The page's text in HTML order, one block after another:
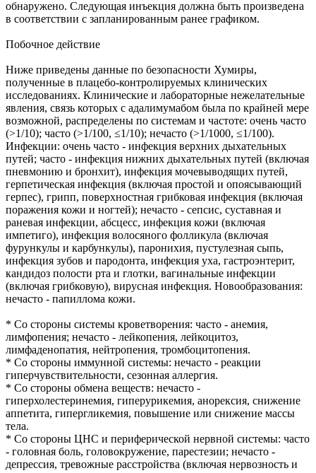
обнаружено. Следующая инъекция должна быть произведена
в соответствии с запланированным ранее графиком.
Побочное действие
Ниже приведены данные по безопасности Хумиры,
полученные в плацебо-контролируемых клинических
исследованиях. Клинические и лабораторные нежелательные
явления, связь которых с адалимумабом была по крайней мере
возможной, распределены по системам и частоте: очень часто
(>1/10); часто (>1/100, ≤1/10); нечасто (>1/1000, ≤1/100).
Инфекции: очень часто - инфекция верхних дыхательных
путей; часто - инфекция нижних дыхательных путей (включая
пневмонию и бронхит), инфекция мочевыводящих путей,
герпетическая инфекция (включая простой и опоясывающий
герпес), грипп, поверхностная грибковая инфекция (включая
поражения кожи и ногтей); нечасто - сепсис, суставная и
раневая инфекции, абсцесс, инфекция кожи (включая
импетиго), инфекция волосяного фолликула (включая
фурункулы и карбункулы), паронихия, пустулезная сыпь,
инфекция зубов и пародонта, инфекция уха, гастроэнтерит,
кандидоз полости рта и глотки, вагинальные инфекции
(включая грибковую), вирусная инфекция. Новообразования:
нечасто - папиллома кожи.
* Со стороны системы кроветворения: часто - анемия,
лимфопения; нечасто - лейкопения, лейкоцитоз,
лимфаденопатия, нейтропения, тромбоцитопения.
* Со стороны иммунной системы: нечасто - реакции
гиперчувствительности, сезонная аллергия.
* Со стороны обмена веществ: нечасто -
гиперхолестеринемия, гиперурикемия, анорексия, снижение
аппетита, гипергликемия, повышение или снижение массы
тела.
* Со стороны ЦНС и периферической нервной системы: часто
- головная боль, головокружение, парестезии; нечасто -
депрессия, тревожные расстройства (включая нервозность и